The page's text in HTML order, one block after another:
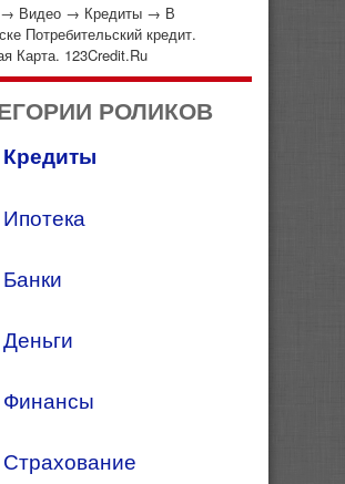
→ Видео → Кредиты → В
Потребительский кредит.
Карта. 123Credit.Ru
РОЛИКОВ
Кредиты
Ипотека
Банки
Деньги
Финансы
Страхование